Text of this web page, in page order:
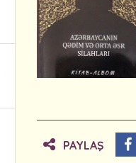
PAYLAŞ